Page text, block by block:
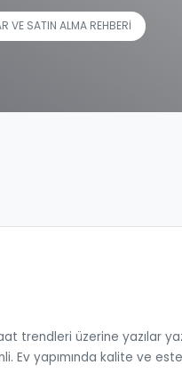
VE SATIN ALMA REHBERI
trendleri üzerine yazılar
Ev yapımında kalite ve